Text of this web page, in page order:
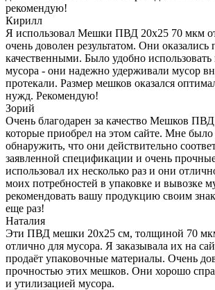
рекомендую!
Кирилл
Я использовал Мешки ПВД 20x25 70 мкм
очень доволен результатом. Они
качественными. Было удобно использовать
мусора - они надежно удерживали мусор
протекали. Размер мешков оказался
нужд. Рекомендую!
Зорий
Очень благодарен за качество Мешков
которые приобрел на этом сайте. Мне
обнаружить, что они действительно
заявленной спецификации и очень
использовал их несколько раз и они
моих потребностей в упаковке и вывозке
рекомендовать вашу продукцию своим
еще раз!
Наталия
Эти ПВД мешки 20x25 см, толщиной 70
отлично для мусора. Я заказывала их на
продаёт упаковочные материалы. Очень
прочностью этих мешков. Они хорошо
и утилизацией мусора.